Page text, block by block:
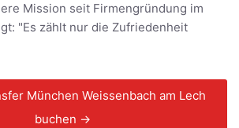
Mission seit Firmengründung im
"Es zählt nur die Zufriedenheit
München Weissenbach am Lech
buchen →